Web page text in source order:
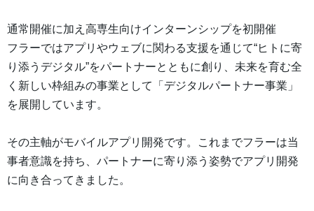
通常開催に加え高専生向けインターンシップを初開催
フラーではアプリやウェブに関わる支援を通じて“ヒトに寄
り添うデジタル”をパートナーとともに創り、未来を育む全
く新しい枠組みの事業として「デジタルパートナー事業」
を展開しています。
その主軸がモバイルアプリ開発です。これまでフラーは当
事者意識を持ち、パートナーに寄り添う姿勢でアプリ開発
に向き合ってきました。